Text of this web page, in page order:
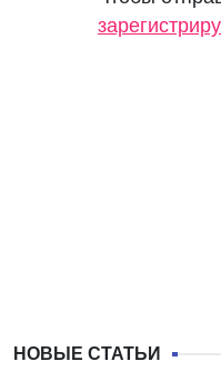
НОВЫЕ СТАТЬИ